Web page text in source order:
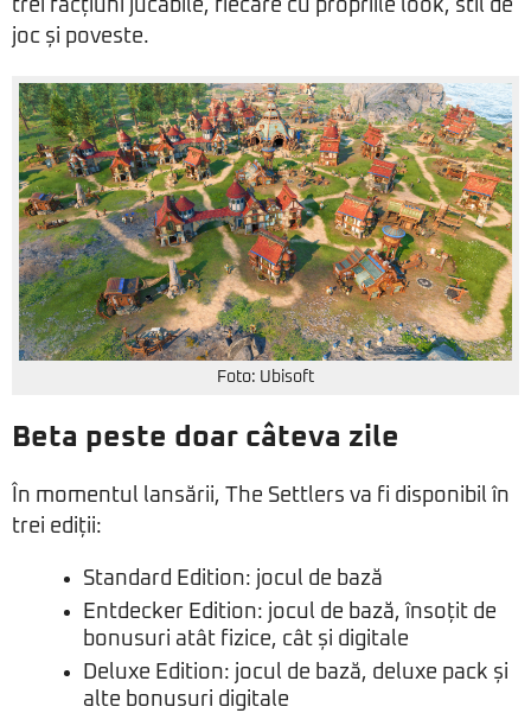
trei facțiuni jucabile, fiecare cu propriile look, stil de
joc și poveste.
Foto: Ubisoft
Beta peste doar câteva zile
În momentul lansării, The Settlers va fi disponibil în
trei ediții:
Standard Edition: jocul de bază
Entdecker Edition: jocul de bază, însoțit de
bonusuri atât fizice, cât și digitale
Deluxe Edition: jocul de bază, deluxe pack și
alte bonusuri digitale